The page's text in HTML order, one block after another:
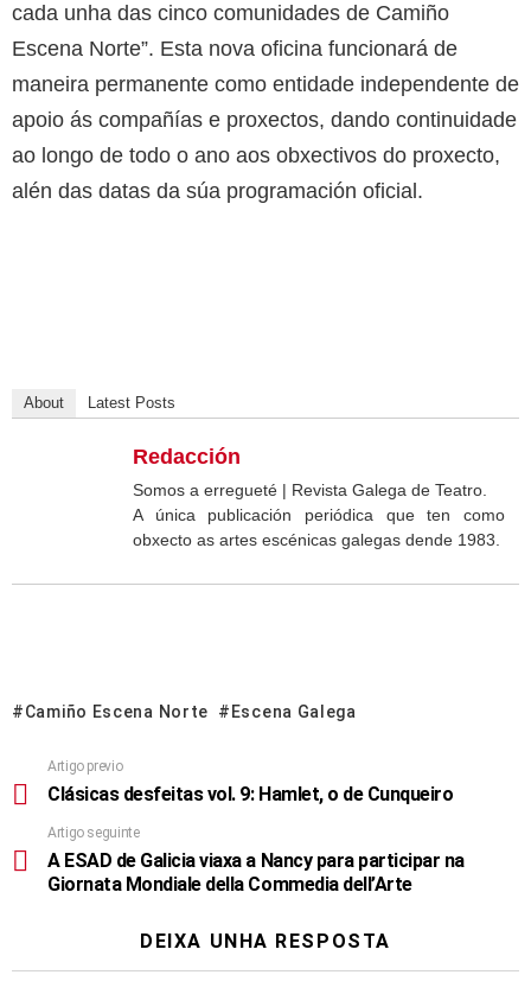
cada unha das cinco comunidades de Camiño
Escena Norte”. Esta nova oficina funcionará de
maneira permanente como entidade independente de
apoio ás compañías e proxectos, dando continuidade
ao longo de todo o ano aos obxectivos do proxecto,
alén das datas da súa programación oficial.
About Latest Posts
Redacción
Somos a erregueté | Revista Galega de Teatro.
A única publicación periódica que ten como
obxecto as artes escénicas galegas dende 1983.
Camiño Escena Norte Escena Galega
Artigo previo
Clásicas desfeitas vol. 9: Hamlet, o de Cunqueiro
Artigo seguinte
A ESAD de Galicia viaxa a Nancy para participar na
Giornata Mondiale della Commedia dell’Arte
DEIXA UNHA RESPOSTA